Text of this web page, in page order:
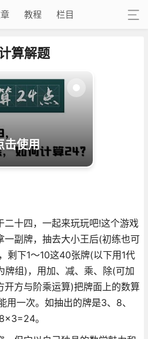
教程 栏目
算解题
击使用
十四，一起来玩玩吧!这个游戏
一副牌，抽去大小王后(初练也可
剩下1～10这40张牌(以下用1代
牌组)，用加、减、乘、除(可加
开方与阶乘运算)把牌面上的数算
一次。如抽出的牌是3、8、
。